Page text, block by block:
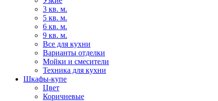
3 кв. м.
5 кв. м.
6 кв. м.
9 кв. м.
Все для кухни
Варианты отделки
Мойки и смесители
Техника для кухни
Шкафы-купе
Цвет
Коричневые